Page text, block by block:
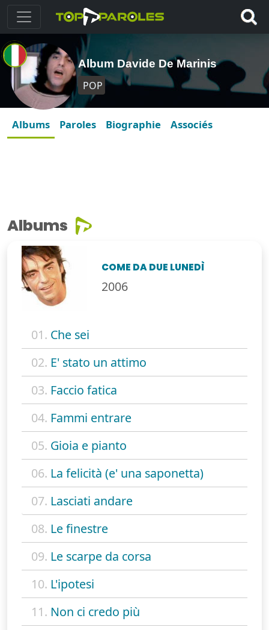
Album Davide De Marinis
POP
Albums Paroles Biographie Associés
Albums
COME DA DUE LUNEDÌ
2006
01. Che sei
02. E' stato un attimo
03. Faccio fatica
04. Fammi entrare
05. Gioia e pianto
06. La felicità (e' una saponetta)
07. Lasciati andare
08. Le finestre
09. Le scarpe da corsa
10. L'ipotesi
11. Non ci credo più